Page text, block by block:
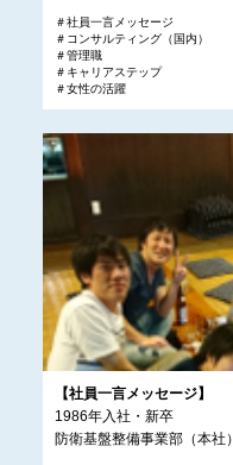
＃社員一言メッセージ
＃コンサルティング（国内）
＃管理職
＃キャリアステップ
＃女性の活躍
【社員一言メッセージ】
1986年入社・新卒
防衛基盤整備事業部（本社）